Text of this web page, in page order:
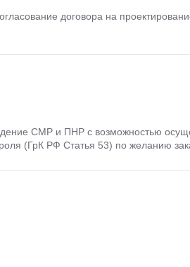
договора на
СМР и ПНР с возможностью
(ГрК РФ Статья 53) по желанию